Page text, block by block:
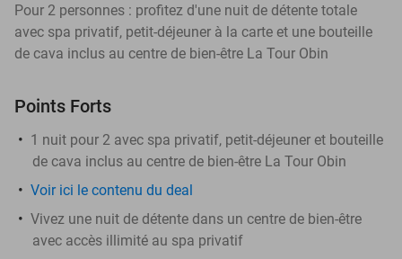
Pour 2 personnes : profitez d'une nuit de détente totale
avec spa privatif, petit-déjeuner à la carte et une bouteille
de cava inclus au centre de bien-être La Tour Obin
Points Forts
1 nuit pour 2 avec spa privatif, petit-déjeuner et bouteille
de cava inclus au centre de bien-être La Tour Obin
Voir ici le contenu du deal
Vivez une nuit de détente dans un centre de bien-être
avec accès illimité au spa privatif